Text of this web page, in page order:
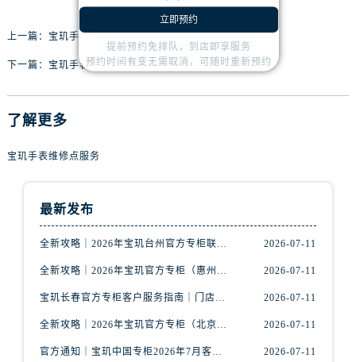
山西省大同市平城区迎宾街宝玑售后服务中心（需提前预约）
上一篇： 宝玑手表为什么会进水？
下一篇： 宝玑手表为什么会进灰？
了解更多
宝玑手表维修点服务
最新发布
全新攻略｜2026年宝玑台州官方专柜联系电话+服务信息公示（7月最新） 2026-07-11
全新攻略｜2026年宝玑官方专柜（惠州）门店信息汇总&官方客服热线公布 2026-07-11
宝玑长春官方专柜客户服务指南｜门店信息+官方热线全公开（2026年7月最新） 2026-07-11
全新攻略｜2026年宝玑官方专柜（北京）门店信息汇总&官方客服热线公布 2026-07-11
官方通知｜宝玑中国专柜2026年7月客户服务热线更新，速看 2026-07-11
立即预约
提前预约免排队，到店即享服务
预约时间有变无需取消，可随时重新预约